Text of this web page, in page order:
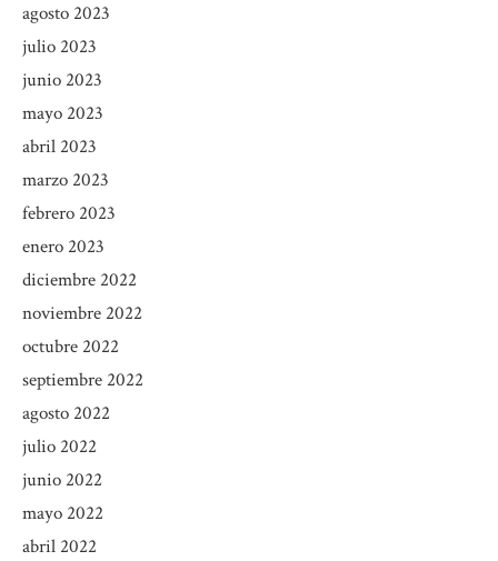
agosto 2023
julio 2023
junio 2023
mayo 2023
abril 2023
marzo 2023
febrero 2023
enero 2023
diciembre 2022
noviembre 2022
octubre 2022
septiembre 2022
agosto 2022
julio 2022
junio 2022
mayo 2022
abril 2022